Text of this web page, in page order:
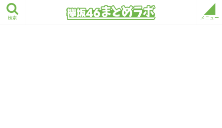
検索 メニュー